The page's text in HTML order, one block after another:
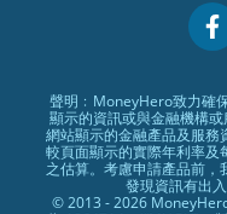
專欄文章
常見問題
條款及細則
編輯守則
廣告合作
聲明﹕MoneyHero致力確
顯示的資訊或與金融機構
網站顯示的金融產品及服務
較頁面顯示的實際年利率及
之估算。考慮申請產品前，
發現資訊有出
© 2013 - 2026